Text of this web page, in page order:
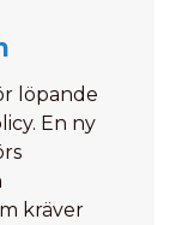
löpande
En ny
kräver